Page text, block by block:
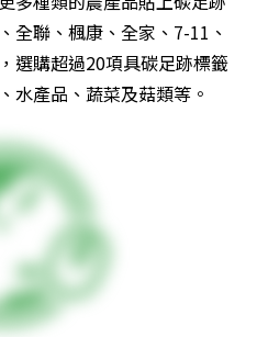
全聯、楓康、全家、7-11、
選購超過20項具碳足跡標籤
水產品、蔬菜及菇類等。